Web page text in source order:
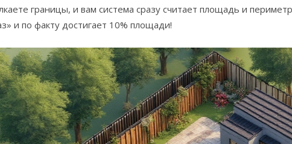
границы, и вам система сразу считает площадь и
и по факту достигает 10% площади!